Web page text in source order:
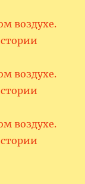
воздухе.
воздухе.
воздухе.